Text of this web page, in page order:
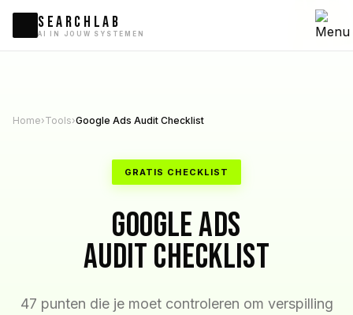
SEARCHLAB
AI IN JOUW SYSTEMEN
Home›Tools›Google Ads Audit Checklist
GRATIS CHECKLIST
Google Ads
Audit Checklist
47 punten die je moet controleren om verspilling